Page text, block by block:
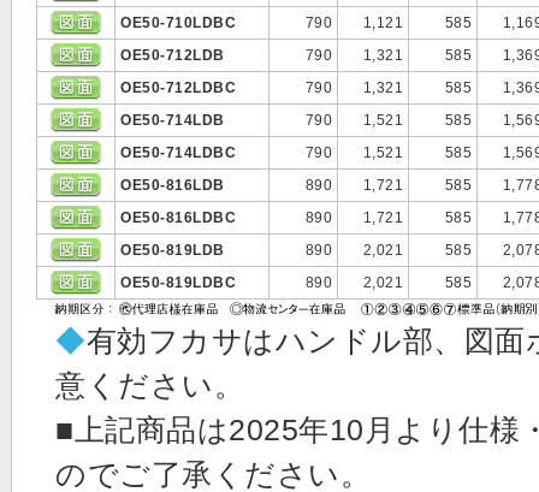
OE50-710LDBC
790 1,121 585
OE50-712LDB
790 1,321 585
OE50-712LDBC
790 1,321 585
OE50-714LDB
790 1,521 585
OE50-714LDBC
790 1,521 585
OE50-816LDB
890 1,721 585
OE50-816LDBC
890 1,721 585
OE50-819LDB
890 2,021 585
OE50-819LDBC
890 2,021 585
◆有効フカサはハンドル部、図
意ください。
■上記商品は2025年10月より仕
のでご了承ください。